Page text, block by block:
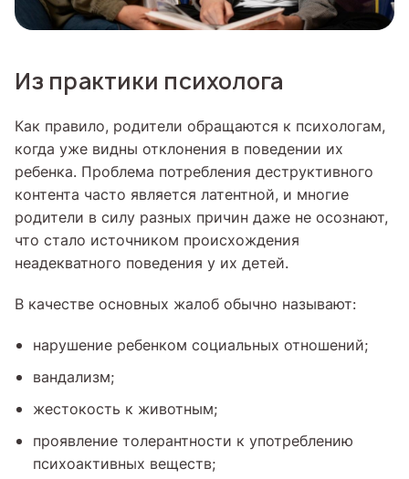
Из практики психолога
Как правило, родители обращаются к психологам,
когда уже видны отклонения в поведении их
ребенка. Проблема потребления деструктивного
контента часто является латентной, и многие
родители в силу разных причин даже не осознают,
что стало источником происхождения
неадекватного поведения у их детей.
В качестве основных жалоб обычно называют:
нарушение ребенком социальных отношений;
вандализм;
жестокость к животным;
проявление толерантности к употреблению
психоактивных веществ;